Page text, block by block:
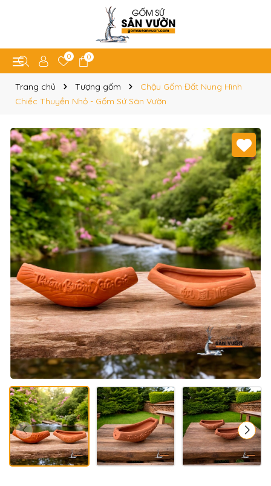
0 0
Trang chủ Tượng gốm
Chậu Gốm Đất Nung Hình
Chiếc Thuyền Nhỏ - Gốm Sứ Sân Vườn